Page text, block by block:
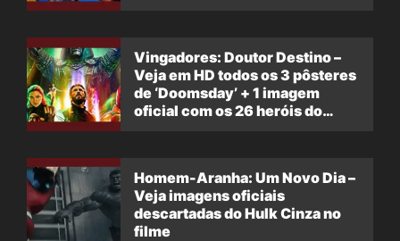
Vingadores: Doutor Destino –
Veja em HD todos os 3 pôsteres
de ‘Doomsday’ + 1 imagem
oficial com os 26 heróis do
Homem-Aranha: Um Novo Dia –
Veja imagens oficiais
descartadas do Hulk Cinza no
filme